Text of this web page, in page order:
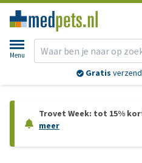
Menu
Retourneren?30
Trovet Week: tot 15%
meer